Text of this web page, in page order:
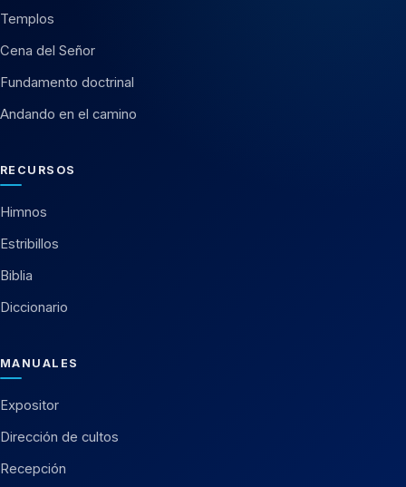
Templos
Cena del Señor
Fundamento doctrinal
Andando en el camino
RECURSOS
Himnos
Estribillos
Biblia
Diccionario
MANUALES
Expositor
Dirección de cultos
Recepción